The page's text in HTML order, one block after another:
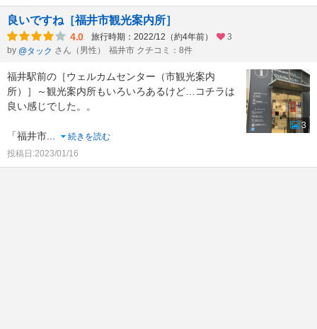
良いですね［福井市観光案内所］
4.0 旅行時期：2022/12（約4年前）
3
by @タック さん（男性） 福井市 クチコミ：8件
福井駅前の［ウェルカムセンター（市観光案内
所）］～観光案内所もいろいろあるけど…コチラは
良い感じでした。。
「福井市
続きを読む
投稿日:2023/01/16
3